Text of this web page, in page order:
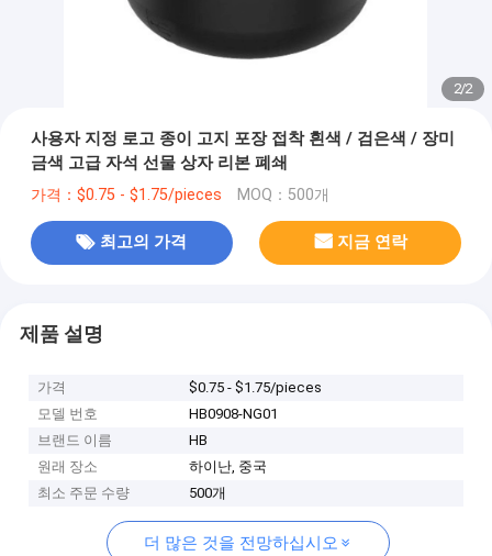
2/2
사용자 지정 로고 종이 고지 포장 접착 흰색 / 검은색 / 장미
금색 고급 자석 선물 상자 리본 폐쇄
가격：$0.75 - $1.75/pieces MOQ：500개
최고의 가격 지금 연락
제품 설명
가격
$0.75 - $1.75/pieces
모델 번호
HB0908-NG01
브랜드 이름
HB
원래 장소
하이난, 중국
최소 주문 수량
500개
더 많은 것을 전망하십시오